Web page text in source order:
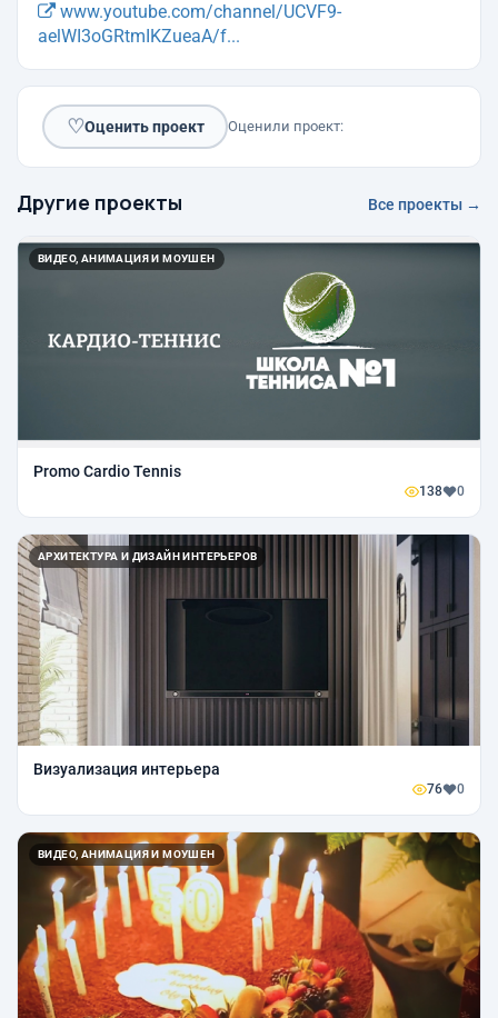
www.youtube.com/channel/UCVF9-
aelWI3oGRtmIKZueaA/f...
♡Оценить проект Оценили проект:
Другие проекты Все проекты →
ВИДЕО, АНИМАЦИЯ И МОУШЕН
Promo Cardio Tennis
138 0
АРХИТЕКТУРА И ДИЗАЙН ИНТЕРЬЕРОВ
Визуализация интерьера
76 0
ВИДЕО, АНИМАЦИЯ И МОУШЕН